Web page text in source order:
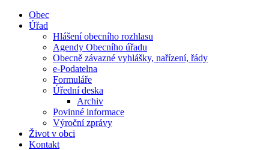
Obec
Úřad
Hlášení obecního rozhlasu
Agendy Obecního úřadu
Obecně závazné vyhlášky, nařízení, řády
e-Podatelna
Formuláře
Úřední deska
Archiv
Povinné informace
Výroční zprávy
Život v obci
Kontakt